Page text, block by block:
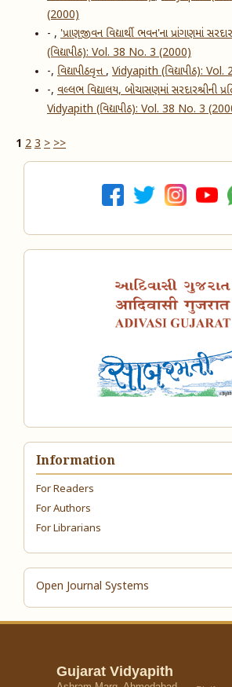
(2000)
- , 'પ્રાણજીવન વિદ્યાર્થી ભવન'ના પ્રાંગણમાં
(વિદ્યાપીઠ): Vol. 38 No. 3 (2000)
-, વિદ્યાપીઠવૃત્ત, Vidyapith (વિદ્યાપીઠ):
-, વલ્લભ વિદ્યાલય, બોચાસણમાં સરદારશ્રીની
Vidyapith (વિદ્યાપીઠ): Vol. 38 No. 3
1 2 3 > >>
Information
For Readers
For Authors
For Librarians
Open Journal Systems
Gujarat Vidyapith